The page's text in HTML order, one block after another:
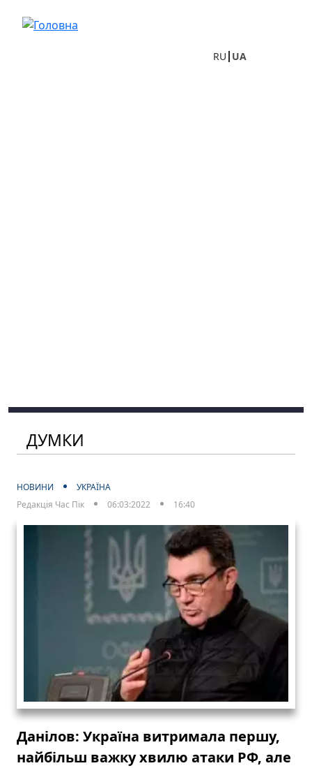
RU UA
ДУМКИ
НОВИНИ
УКРАЇНА
Редакція Час Пік
06:03:2022 16:40
Данілов: Україна витримала першу,
найбільш важку хвилю атаки РФ, але